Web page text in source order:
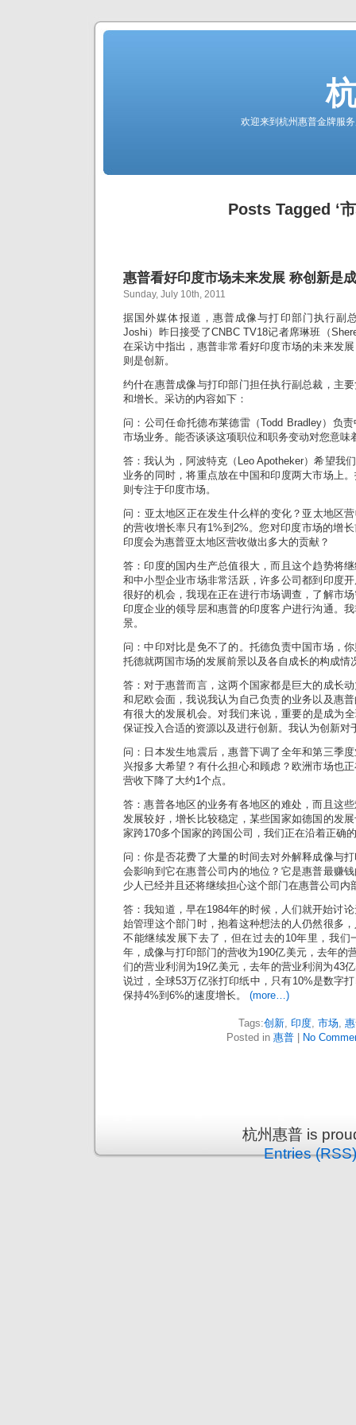
欢迎来到杭州惠普金牌服
Posts Tagged ‘市
惠普看好印度市场未来发展 称创新是
Sunday, July 10th, 2011
据国外媒体报道，惠普成像与打印部门执行副
Joshi）昨日接受了CNBC TV18记者席琳班（
在采访中指出，惠普非常看好印度市场的未来发
则是创新。
约什在惠普成像与打印部门担任执行副总裁，主
和增长。采访的内容如下：
问：公司任命托德布莱德雷（Todd Bradley）负
市场业务。能否谈谈这项职位和职务变动对您意味
答：我认为，阿波特克（Leo Apotheker）希望我
业务的同时，将重点放在中国和印度两大市场上
则专注于印度市场。
问：亚太地区正在发生什么样的变化？亚太地区
的营收增长率只有1%到2%。您对印度市场的增
印度会为惠普亚太地区营收做出多大的贡献？
答：印度的国内生产总值很大，而且这个趋势将
和中小型企业市场非常活跃，许多公司都到印度
很好的机会，我现在正在进行市场调查，了解市
印度企业的领导层和惠普的印度客户进行沟通。
景。
问：中印对比是免不了的。托德负责中国市场，
托德就两国市场的发展前景以及各自成长的构成情
答：对于惠普而言，这两个国家都是巨大的成长
和尼欧会面，我说我认为自己负责的业务以及惠
有很大的发展机会。对我们来说，重要的是成为
保证投入合适的资源以及进行创新。我认为创新对
问：日本发生地震后，惠普下调了全年和第三季
兴报多大希望？有什么担心和顾虑？欧洲市场也
营收下降了大约1个点。
答：惠普各地区的业务有各地区的难处，而且这
发展较好，增长比较稳定，某些国家如德国的发
家跨170多个国家的跨国公司，我们正在沿着正确
问：你是否花费了大量的时间去对外解释成像与
会影响到它在惠普公司内的地位？它是惠普最赚
少人已经并且还将继续担心这个部门在惠普公司内
答：我知道，早在1984年的时候，人们就开始讨
始管理这个部门时，抱着这种想法的人仍然很多
不能继续发展下去了，但在过去的10年里，我们
年，成像与打印部门的营收为190亿美元，去年的
们的营业利润为19亿美元，去年的营业利润为43
说过，全球53万亿张打印纸中，只有10%是数字
保持4%到6%的速度增长。 (more…)
Tags:创新, 印度, 市场,
Posted in 惠普 No
杭州惠普 is
Entries (RSS)